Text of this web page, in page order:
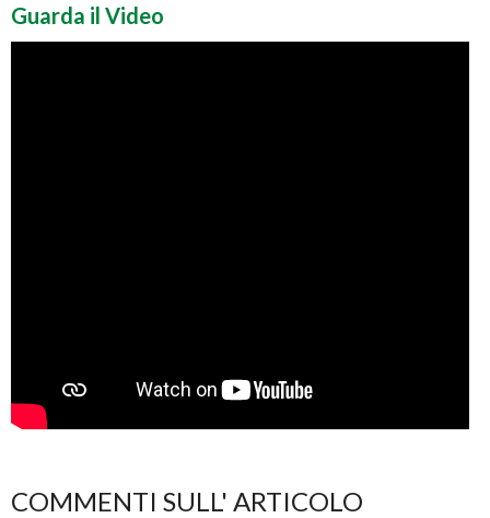
Guarda il Video
COMMENTI SULL' ARTICOLO